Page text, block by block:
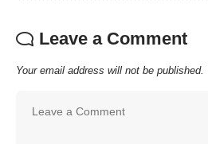
Leave a Comment
Your email address will not be published.